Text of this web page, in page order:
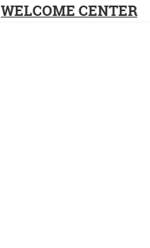
WELCOME CENTER